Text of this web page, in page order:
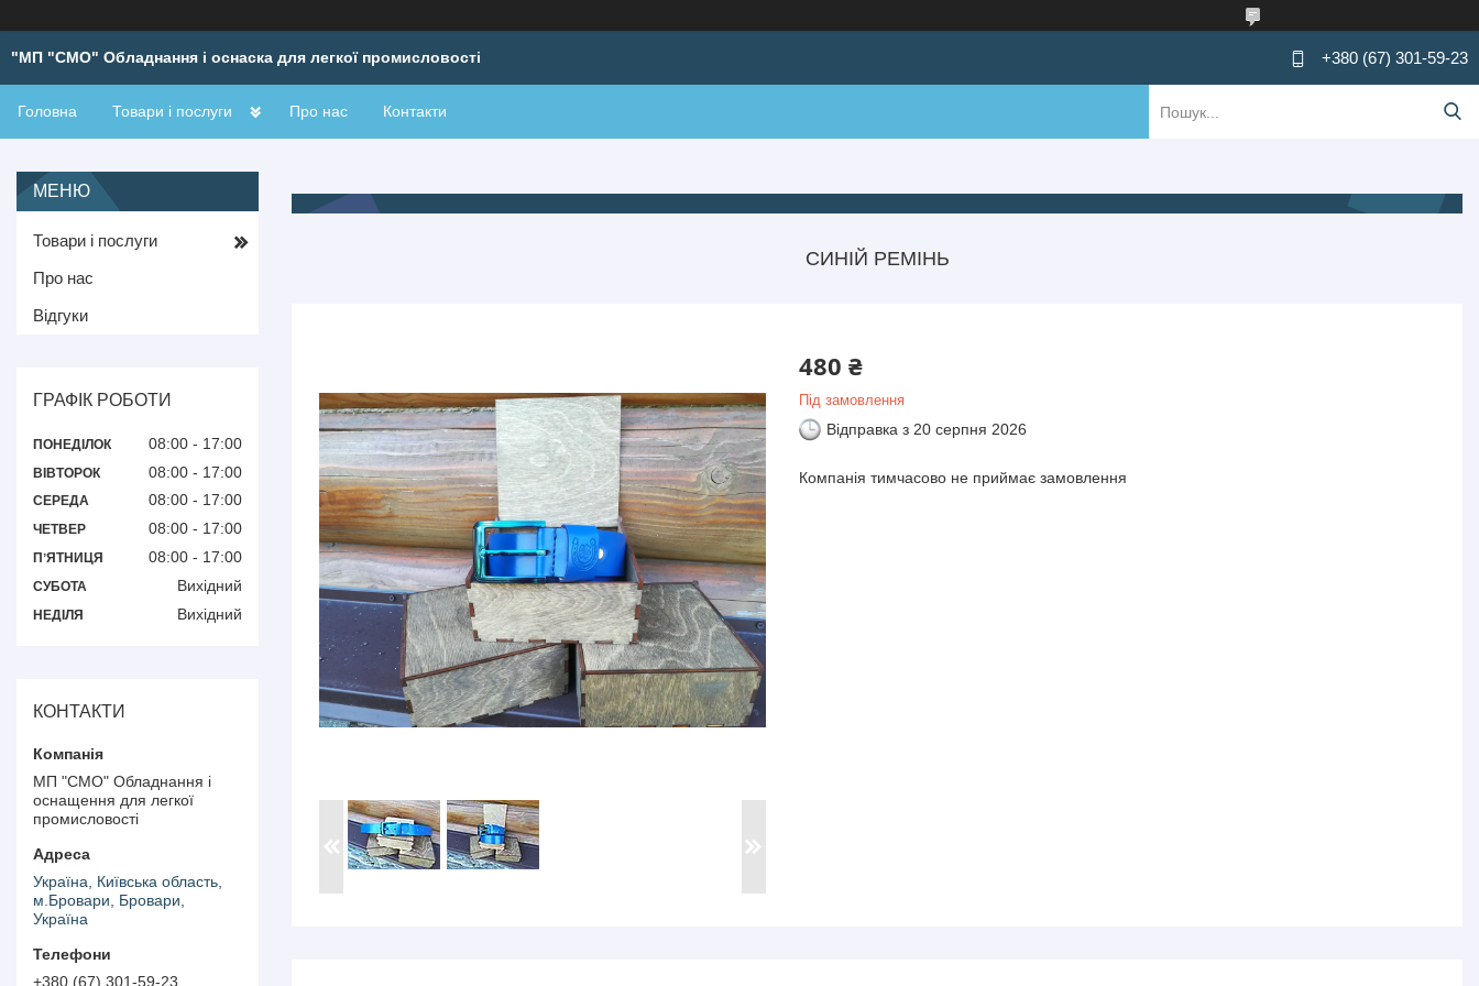
"МП "СМО" Обладнання і оснаска для легкої промисловості +380 (67) 301-59-23
Головна Товари і послуги Про нас Контакти
СИНІЙ РЕМІНЬ
480 ₴
Під замовлення
Відправка з 20 серпня 2026
Компанія тимчасово не приймає замовлення
Товари і послуги
Про нас
Відгуки
ГРАФІК РОБОТИ
ПОНЕДІЛОК 08:00 17:00
ВІВТОРОК 08:00 17:00
СЕРЕДА 08:00 17:00
ЧЕТВЕР 08:00 17:00
ПʼЯТНИЦЯ 08:00 17:00
СУБОТА Вихідний
НЕДІЛЯ Вихідний
КОНТАКТИ
МП "СМО" Обладнання і
оснащення для легкої
промисловості
Україна, Київська область,
м.Бровари, Бровари,
Україна
+380 (67) 301-59-23